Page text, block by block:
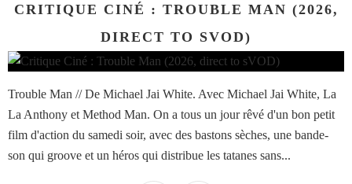
CRITIQUE CINÉ : TROUBLE MAN (2026,
DIRECT TO SVOD)
Trouble Man // De Michael Jai White. Avec Michael Jai White, La
La Anthony et Method Man. On a tous un jour rêvé d'un bon petit
film d'action du samedi soir, avec des bastons sèches, une bande-
son qui groove et un héros qui distribue les tatanes sans...